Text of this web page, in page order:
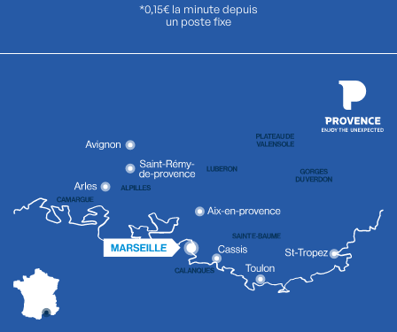
*0,15€ la minute depuis
un poste fixe